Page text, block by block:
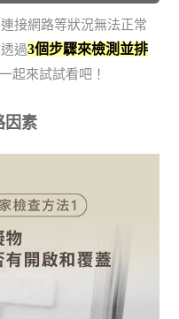
接網路等狀況無法正常
過3個步驟來檢測並排
一起來試試看吧！
因素